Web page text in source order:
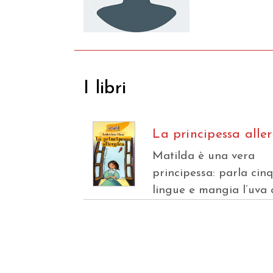
I libri
La principessa
Matilda è una vera
principessa: parla
lingue e mangia l’uva